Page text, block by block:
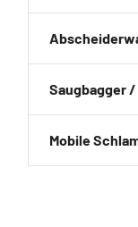
Saugbagger
Mobile